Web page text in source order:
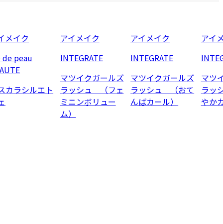
メイク
de peau
カラシルエト
アイメイク
INTEGRATE
マツイクガールズ
ラッシュ （フェ
ミニンボリュー
ム）
アイメイク
INTEGRATE
マツイクガールズ
ラッシュ （おて
んばカール）
アイ
マツ
ラッ
やか